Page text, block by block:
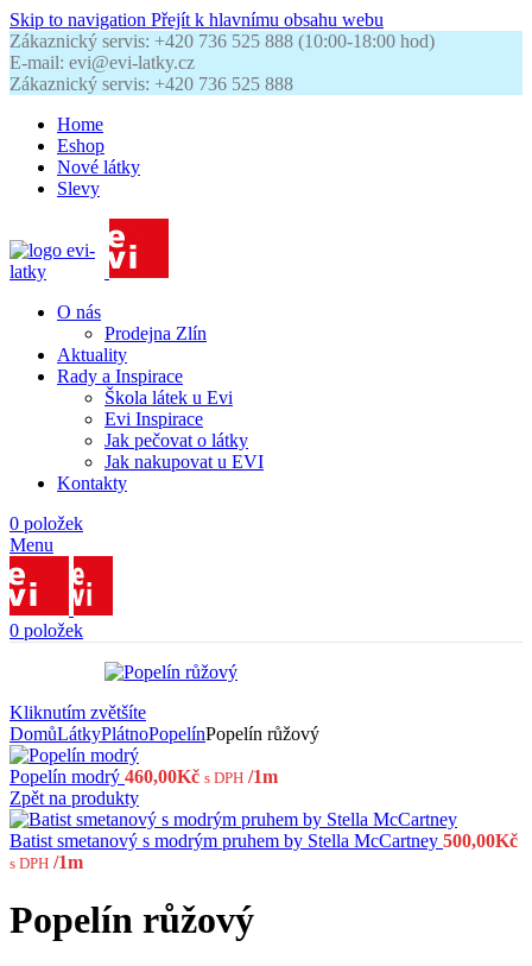
Skip to navigation Přejít k hlavnímu obsahu webu
Zákaznický servis: +420 736 525 888 (10:00-18:00 hod)
E-mail: evi@evi-latky.cz
Zákaznický servis: +420 736 525 888
Home
Eshop
Nové látky
Slevy
O nás
Prodejna Zlín
Aktuality
Rady a Inspirace
Škola látek u Evi
Evi Inspirace
Jak pečovat o látky
Jak nakupovat u EVI
Kontakty
0 položek
Menu
0 položek
Kliknutím zvětšíte
DomůLátkyPlátnoPopelínPopelín růžový
Popelín modrý 460,00Kč s DPH /1m
Zpět na produkty
Batist smetanový s modrým pruhem by Stella McCartney 500,00Kč
s DPH /1m
Popelín růžový